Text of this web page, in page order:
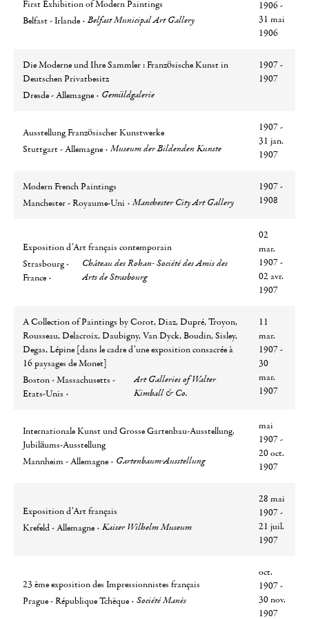
First Exhibition of Modern Paintings
Ville
Belfast - Irlande
Lieu Belfast Municipal Art Gallery
1906 -
31 mai
1906
Die Moderne und Ihre Sammler : Französische Kunst in
Deutschen Privatbesitz
Ville
Dresde - Allemagne
Lieu Gemäldgalerie
1907 -
1907
Ausstellung Französischer Kunstwerke
Ville
Stuttgart - Allemagne
Lieu Museum der Bildenden Kunste
1907 -
31 jan.
1907
Modern French Paintings
Ville
Manchester - Royaume-Uni
Lieu Manchester City Art Gallery
1907 -
1908
Exposition d’Art français contemporain
Ville
Strasbourg -
France
Lieu
Château des Rohan- Société des Amis des
Arts de Strasbourg
02
mar.
1907 -
02 avr.
1907
A Collection of Paintings by Corot, Diaz, Dupré, Troyon,
Rousseau, Delacroix, Daubigny, Van Dyck, Boudin, Sisley,
Degas, Lépine [dans le cadre d’une exposition consacrée à
16 paysages de Monet]
Ville
Boston - Massachusetts -
Etats-Unis
Lieu
Art Galleries of Walter
Kimball & Co.
11
mar.
1907 -
30
mar.
1907
Internationale Kunst und Grosse Gartenbau-Ausstellung.
Jubiläums-Ausstellung
Ville
Mannheim - Allemagne
Lieu Gartenbaum-Ausstellung
mai
1907 -
20 oct.
1907
Exposition d’Art français
Ville
Krefeld - Allemagne
Lieu Kaiser Wilhelm Museum
28 mai
1907 -
21 juil.
1907
23 ème exposition des Impressionnistes français
Ville
Prague - République Tchèque
Lieu Société Manès
oct.
1907 -
30 nov.
1907